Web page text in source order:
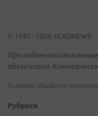
© 1997 - 2026 VLADNEWS
При любом
обязательна.
Политика обработки
Рубрики